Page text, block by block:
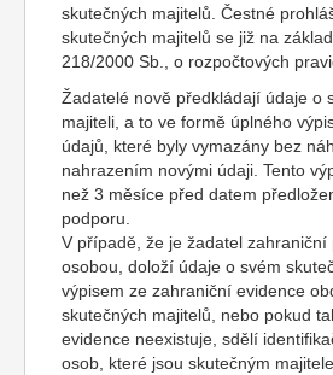
skutečných majitelů. Čestné
skutečných majitelů se již na
218/2000 Sb., o rozpočtových
Žadatelé nově předkládají údaje o
majiteli, a to ve formě úplného
údajů, které byly vymazány bez
nahrazením novými údaji. Tento
než 3 měsíce před datem
podporu.
V případě, že je žadatel zahraniční
osobou, doloží údaje o svém
výpisem ze zahraniční evidence
skutečných majitelů, nebo pokud
evidence neexistuje, sdělí
osob, které jsou skutečným